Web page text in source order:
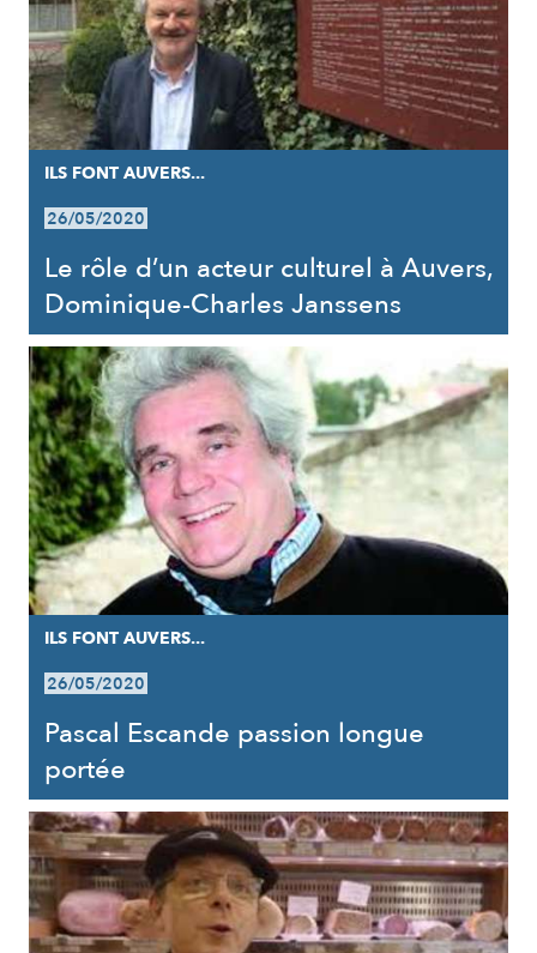
ILS FONT AUVERS...
26/05/2020
Le rôle d’un acteur culturel à Auvers,
Dominique-Charles Janssens
ILS FONT AUVERS...
26/05/2020
Pascal Escande passion longue
portée